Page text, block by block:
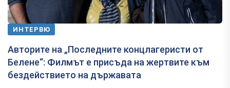
ИНТЕРВЮ
Авторите на „Последните концлагеристи от
Белене“: Филмът е присъда на жертвите към
бездействието на държавата